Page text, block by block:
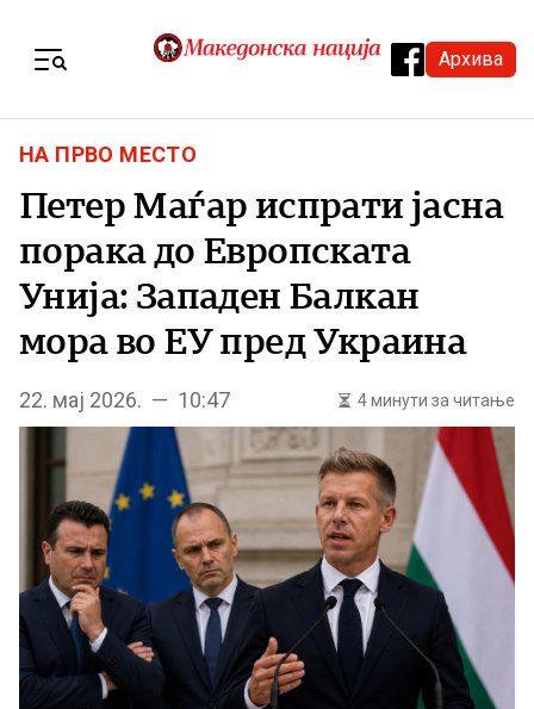
Архива
НА ПРВО МЕСТО
Петер Маѓар испрати јасна
порака до Европската
Унија: Западен Балкан
мора во ЕУ пред Украина
22. мај 2026. — 10:47 4 минути за читање